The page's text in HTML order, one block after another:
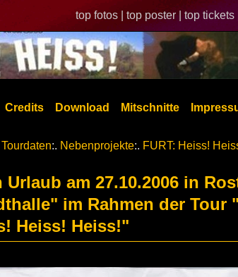
top fotos | top poster | top tickets |
Credits Download Mitschnitte
Tourdaten:. Nebenprojekte:. FURT: Heiss!
Urlaub am 27.10.2006 in
im Rahmen der Tour
Heiss! Heiss!"